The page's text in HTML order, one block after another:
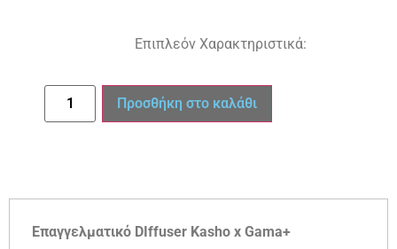
Επιπλεόν Χαρακτηριστικά:
Προσθήκη στο καλάθι
Επαγγελματικό DIffuser Kasho x Gama+